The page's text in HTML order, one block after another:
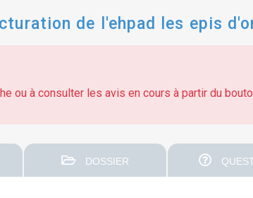
de l'ehpad les epis
ou à consulter les avis en cours à partir du
DOSSIER